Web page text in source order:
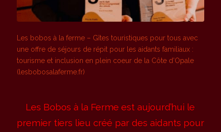
Les bobos à la ferme – Gîtes touristiques pour tous avec
une offre de séjours de répit pour les aidants familiaux :
tourisme et inclusion en plein coeur de la Côte d’Opale
(lesbobosalaferme.fr)
Les Bobos à la Ferme est aujourd’hui le
premier tiers lieu créé par des aidants pour